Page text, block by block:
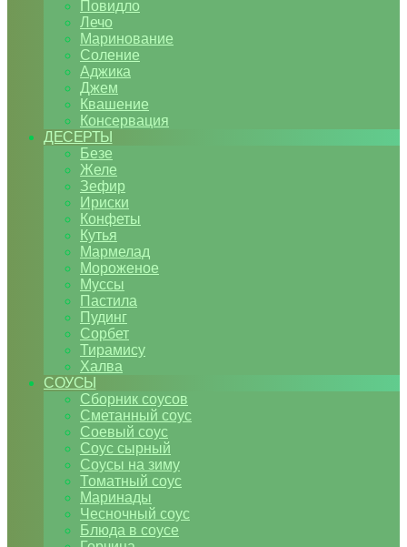
Повидло
Лечо
Маринование
Соление
Аджика
Джем
Квашение
Консервация
ДЕСЕРТЫ
Безе
Желе
Зефир
Ириски
Конфеты
Кутья
Мармелад
Мороженое
Муссы
Пастила
Пудинг
Сорбет
Тирамису
Халва
СОУСЫ
Сборник соусов
Сметанный соус
Соевый соус
Соус сырный
Соусы на зиму
Томатный соус
Маринады
Чесночный соус
Блюда в соусе